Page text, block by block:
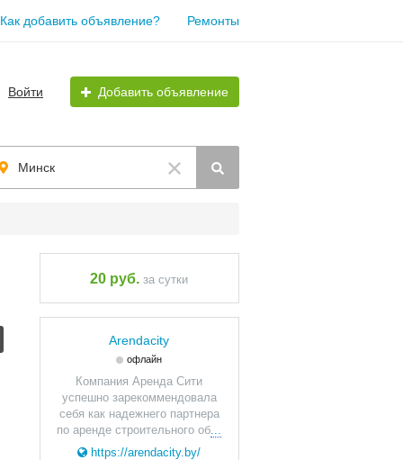
Как добавить объявление? Ремонты
Войти Добавить объявление
Минск
20 руб.за сутки
Arendacity
офлайн
Компания Аренда Сити
успешно зарекоммендовала
себя как надежнего партнера
по аренде строительного об...
https://arendacity.by/